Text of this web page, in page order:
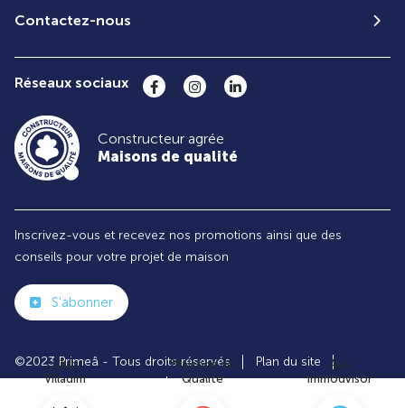
Club
Villadim
Maisons de
Qualité
Avis
Immodvisor
Contactez-nous
Réseaux sociaux
Constructeur agrée
Maisons de qualité
Inscrivez-vous et recevez nos promotions ainsi que des
conseils pour votre projet de maison
S'abonner
©2023 Primeâ - Tous droits réservés
Plan du site
Paramètres des cookies
Politiques de Confidentialités